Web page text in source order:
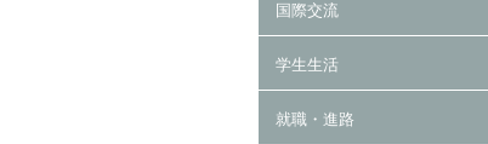
国際交流
学生生活
就職・進路